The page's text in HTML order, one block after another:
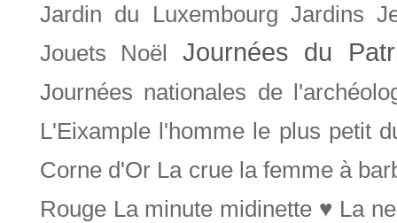
Jardin du Luxembourg Jardins
Jouets Noël
Journées du
Journées nationales de
L'Eixample l'homme le plus petit
Corne d'Or La crue la femme à
Rouge La minute midinette ♥ La